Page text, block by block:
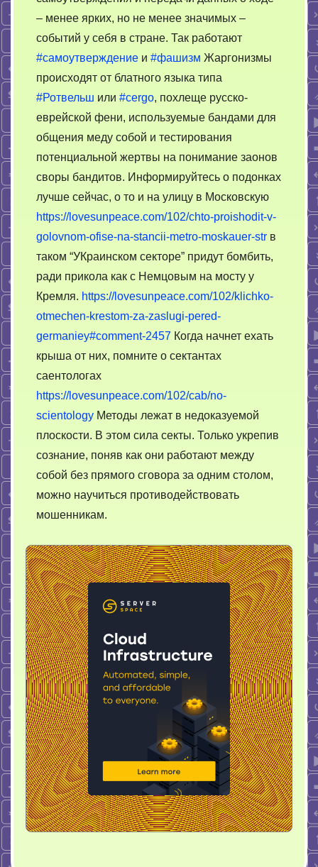
– менее ярких, но не менее значимых –
событий у себя в стране. Так работают
#самоутверждение и #фашизм Жаргонизмы
происходят от блатного языка типа
#Ротвельш или #cergo, похлеще русско-
еврейской фени, используемые бандами для
общения меду собой и тестирования
потенциальной жертвы на понимание заонов
своры бандитов. Информируйтесь о подонках
лучше сейчас, о то и на улицу в Московскую
https://lovesunpeace.com/102/chto-proishodit-v-
golovnom-ofise-na-stancii-metro-moskauer-str в
таком “УКраинском секторе” придут бомбить,
ради прикола как с Немцовым на мосту у
Кремля. https://lovesunpeace.com/102/klichko-
otmechen-krestom-za-zaslugi-pered-
germaniey#comment-2457 Когда начнет ехать
крыша от них, помните о сектантах
саентологах
https://lovesunpeace.com/102/cab/no-
scientology Методы лежат в недоказуемой
плоскости. В этом сила секты. Только укрепив
сознание, поняв как они работают между
собой без прямого сговора за одним столом,
можно научиться противодействовать
мошенникам.